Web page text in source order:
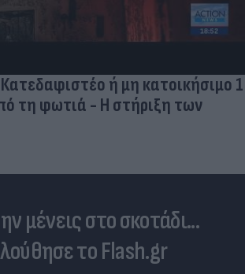
ή μη κατοικήσιμο 1
τη φωτιά - Η στήριξη των
μένεις στο σκοτάδι...
το Flash.gr